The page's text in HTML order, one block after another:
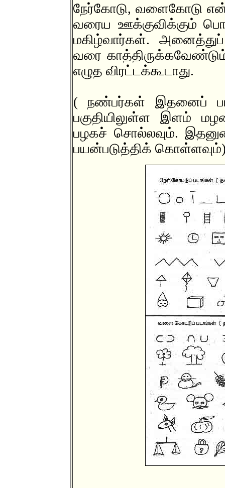
நேர்கோடு, வளைகோடு
வரைய ஊக்குவிக்கும்
மகிழ்வார்கள்.
வரை
எழுத விரட்டக்கூடாது.
( நண்பர்கள் இதனைப்
பகுதியிலுள்ள இளம்
பழகச் சொல்லவும்.
பயன்படுத்திக்